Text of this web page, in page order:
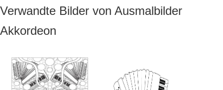
Verwandte Bilder von Ausmalbilder
Akkordeon